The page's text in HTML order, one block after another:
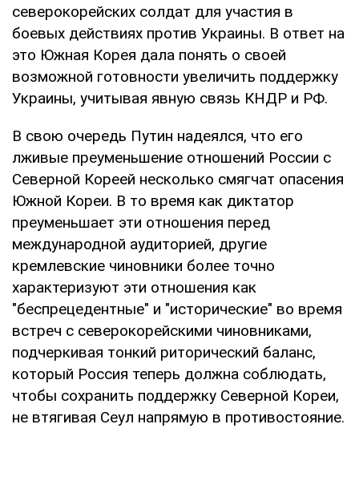
северокорейских солдат для участия в
боевых действиях против Украины. В ответ на
это Южная Корея дала понять о своей
возможной готовности увеличить поддержку
Украины, учитывая явную связь КНДР и РФ.
В свою очередь Путин надеялся, что его
лживые преуменьшение отношений России с
Северной Кореей несколько смягчат опасения
Южной Кореи. В то время как диктатор
преуменьшает эти отношения перед
международной аудиторией, другие
кремлевские чиновники более точно
характеризуют эти отношения как
"беспрецедентные" и "исторические" во время
встреч с северокорейскими чиновниками,
подчеркивая тонкий риторический баланс,
который Россия теперь должна соблюдать,
чтобы сохранить поддержку Северной Кореи,
не втягивая Сеул напрямую в противостояние.